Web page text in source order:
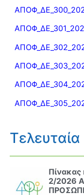
Πίνακας
2/2026